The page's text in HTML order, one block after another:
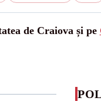
de Craiova și pe